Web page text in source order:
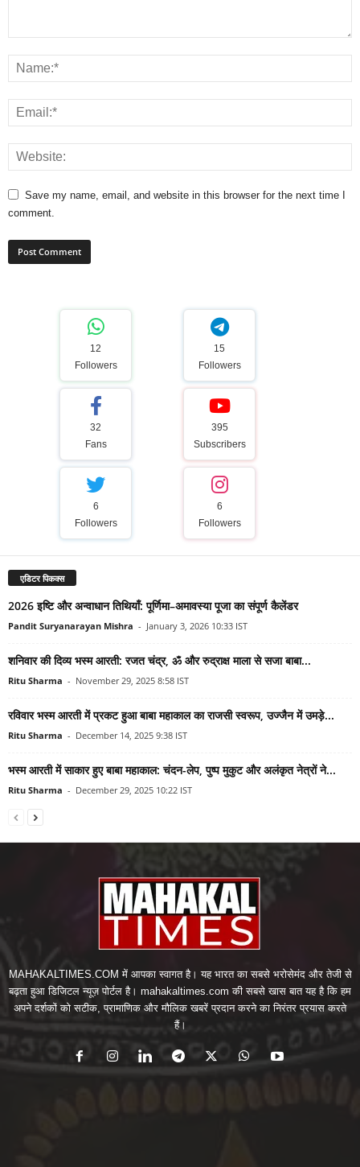
Save my name, email, and website in this browser for the next time I
comment.
12
Followers
15
Followers
32
Fans
395
Subscribers
6
Followers
6
Followers
एडिटर पिकक्स
2026 इष्टि और अन्वाधान तिथियाँ: पूर्णिमा–अमावस्या पूजा का संपूर्ण कैलेंडर
Pandit Suryanarayan Mishra - January 3, 2026 10:33 IST
शनिवार की दिव्य भस्म आरती: रजत चंद्र, ॐ और रुद्राक्ष माला से सजा बाबा...
Ritu Sharma - November 29, 2025 8:58 IST
रविवार भस्म आरती में प्रकट हुआ बाबा महाकाल का राजसी स्वरूप, उज्जैन में उमड़े...
Ritu Sharma - December 14, 2025 9:38 IST
भस्म आरती में साकार हुए बाबा महाकाल: चंदन-लेप, पुष्प मुकुट और अलंकृत नेत्रों ने...
Ritu Sharma - December 29, 2025 10:22 IST
MAHAKALTIMES.COM में आपका स्वागत है। यह भारत का सबसे भरोसेमंद और तेजी से
बढ़ता हुआ डिजिटल न्यूज़ पोर्टल है। mahakaltimes.com की सबसे खास बात यह है कि हम
अपने दर्शकों को सटीक, प्रामाणिक और मौलिक खबरें प्रदान करने का निरंतर प्रयास करते
हैं।